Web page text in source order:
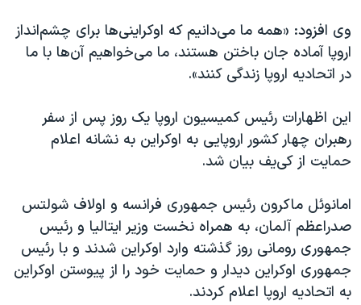
وی افزود: «همه ما می‌دانیم که اوکراینی‌ها برای چشم‌انداز
اروپا آماده جان باختن هستند، ما می‌خواهیم آن‌ها با ما
در اتحادیه اروپا زندگی کنند».
این اظهارات رئیس کمیسیون اروپا یک روز پس از سفر
رهبران چهار کشور اروپایی به اوکراین به نشانه اعلام
حمایت از کی‌یف بیان شد.
امانوئل ماکرون رئیس جمهوری فرانسه و اولاف شولتس
صدراعظم آلمان، به همراه نخست وزیر ایتالیا و رئیس
جمهوری رومانی روز گذشته وارد اوکراین شدند و با رئیس
جمهوری اوکراین دیدار و حمایت خود را از پیوستن اوکراین
به اتحادیه اروپا اعلام کردند.